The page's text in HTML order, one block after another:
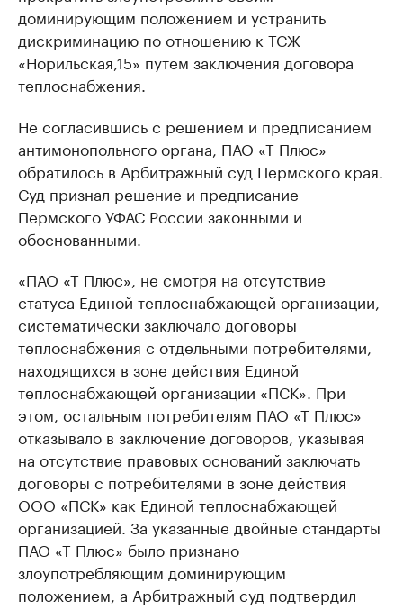
доминирующим положением и устранить
дискриминацию по отношению к ТСЖ
«Норильская,15» путем заключения договора
теплоснабжения.
Не согласившись с решением и предписанием
антимонопольного органа, ПАО «Т Плюс»
обратилось в Арбитражный суд Пермского края.
Суд признал решение и предписание
Пермского УФАС России законными и
обоснованными.
«ПАО «Т Плюс», не смотря на отсутствие
статуса Единой теплоснабжающей организации,
систематически заключало договоры
теплоснабжения с отдельными потребителями,
находящихся в зоне действия Единой
теплоснабжающей организации «ПСК». При
этом, остальным потребителям ПАО «Т Плюс»
отказывало в заключение договоров, указывая
на отсутствие правовых оснований заключать
договоры с потребителями в зоне действия
ООО «ПСК» как Единой теплоснабжающей
организацией. За указанные двойные стандарты
ПАО «Т Плюс» было признано
злоупотребляющим доминирующим
положением, а Арбитражный суд подтвердил